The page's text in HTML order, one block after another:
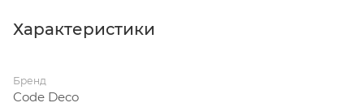
Характеристики
Бренд
Code Deco